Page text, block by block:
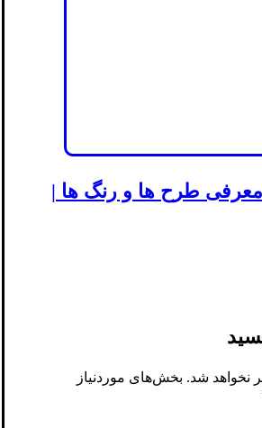
طرح ها و رنگ ها |
نخواهد شد. بخش‌های موردنیاز